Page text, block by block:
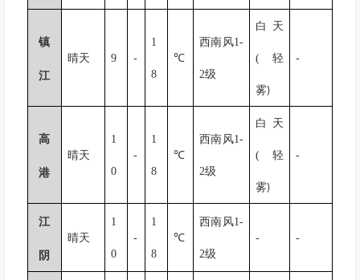
镇
江
晴天 9 -
1
8
℃
西南风1-
2级
白天
(轻
雾)
-
高
港
晴天
1
0
-
1
8
℃
西南风1-
2级
白天
(轻
雾)
-
江
阴
晴天
1
0
-
1
8
℃
西南风1-
2级
- -